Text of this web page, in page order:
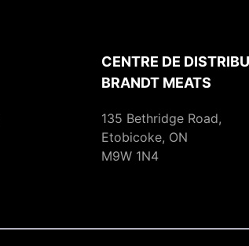
CENTRE DE
BRANDT MEATS
135 Bethridge Road,
Etobicoke, ON
M9W 1N4